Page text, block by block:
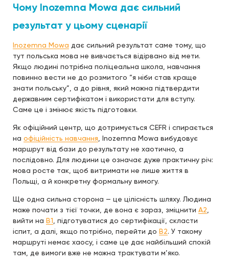
Чому Inozemna Mowa дає сильний
результат у цьому сценарії
Inozemna Mowa дає сильний результат саме тому, що
тут польська мова не вивчається відірвано від мети.
Якщо людині потрібна поліцеальна школа, навчання
повинно вести не до розмитого “я ніби став краще
знати польську”, а до рівня, який можна підтвердити
державним сертифікатом і використати для вступу.
Саме це і змінює якість підготовки.
Як офіційний центр, що дотримується CEFR і спирається
на офіційність навчання , Inozemna Mowa вибудовує
маршрут від бази до результату не хаотично, а
послідовно. Для людини це означає дуже практичну річ:
мова росте так, щоб витримати не лише життя в
Польщі, а й конкретну формальну вимогу.
Ще одна сильна сторона — це цілісність шляху. Людина
може почати з тієї точки, де вона є зараз, зміцнити A2
вийти на B1 , підготуватися до сертифікації, скласти
іспит, а далі, якщо потрібно, перейти до B2. У такому
маршруті немає хаосу, і саме це дає найбільший спокій
там, де вимоги вже не можна трактувати м’яко.